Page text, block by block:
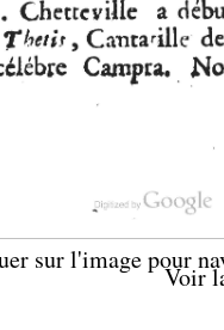
sur l'image pour
Voir